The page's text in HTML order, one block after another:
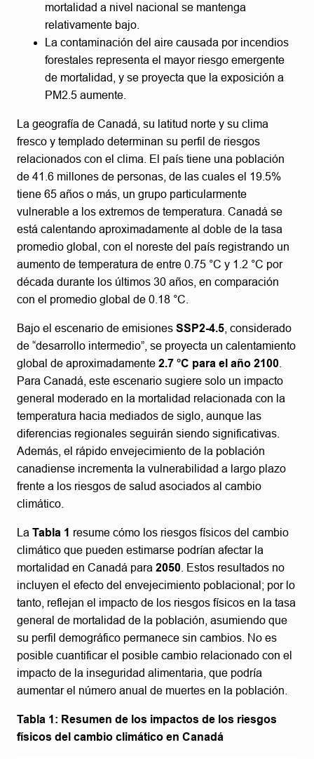
mortalidad a nivel nacional se mantenga
relativamente bajo.
La contaminación del aire causada por incendios
forestales representa el mayor riesgo emergente
de mortalidad, y se proyecta que la exposición a
PM2.5 aumente.
La geografía de Canadá, su latitud norte y su clima
fresco y templado determinan su perfil de riesgos
relacionados con el clima. El país tiene una población
de 41.6 millones de personas, de las cuales el 19.5%
tiene 65 años o más, un grupo particularmente
vulnerable a los extremos de temperatura. Canadá se
está calentando aproximadamente al doble de la tasa
promedio global, con el noreste del país registrando un
aumento de temperatura de entre 0.75 °C y 1.2 °C por
década durante los últimos 30 años, en comparación
con el promedio global de 0.18 °C.
Bajo el escenario de emisiones SSP2-4.5 , considerado
de “desarrollo intermedio”, se proyecta un calentamiento
global de aproximadamente 2.7 °C para el año 2100
Para Canadá, este escenario sugiere solo un impacto
general moderado en la mortalidad relacionada con la
temperatura hacia mediados de siglo, aunque las
diferencias regionales seguirán siendo significativas.
Además, el rápido envejecimiento de la población
canadiense incrementa la vulnerabilidad a largo plazo
frente a los riesgos de salud asociados al cambio
climático.
La Tabla 1 resume cómo los riesgos físicos del cambio
climático que pueden estimarse podrían afectar la
mortalidad en Canadá para 2050 . Estos resultados no
incluyen el efecto del envejecimiento poblacional; por lo
tanto, reflejan el impacto de los riesgos físicos en la tasa
general de mortalidad de la población, asumiendo que
su perfil demográfico permanece sin cambios. No es
posible cuantificar el posible cambio relacionado con el
impacto de la inseguridad alimentaria, que podría
aumentar el número anual de muertes en la población.
Tabla 1: Resumen de los impactos de los riesgos
físicos del cambio climático en Canadá